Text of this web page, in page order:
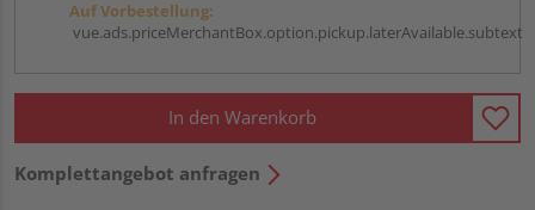
Auf Vorbestellung:
vue.ads.priceMerchantBox.option.pickup.laterAvailable.subtext
In den Warenkorb
Komplettangebot anfragen